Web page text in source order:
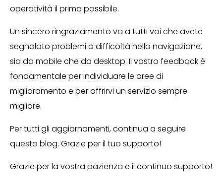
operatività il prima possibile.
Un sincero ringraziamento va a tutti voi che avete
segnalato problemi o difficoltà nella navigazione,
sia da mobile che da desktop. Il vostro feedback è
fondamentale per individuare le aree di
miglioramento e per offrirvi un servizio sempre
migliore.
Per tutti gli aggiornamenti, continua a seguire
questo blog. Grazie per il tuo supporto!
Grazie per la vostra pazienza e il continuo supporto!